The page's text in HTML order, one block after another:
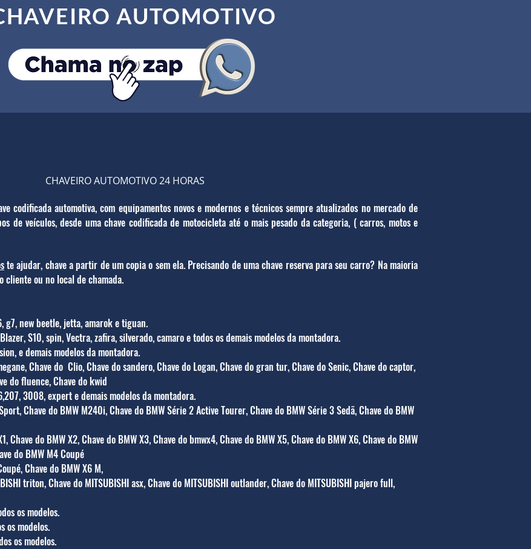
AUTOMOTIVO
CHAVEIRO AUTOMOTIVO 24 HORAS
codificada automotiva, com equipamentos novos e modernos e técnicos sempre atualizados no mercado de
de veículos, desde uma chave codificada de motocicleta até o mais pesado da categoria, ( carros, motos e
te ajudar, chave a partir de um copia o sem ela. Precisando de uma chave reserva para seu carro? Na maioria
cliente ou no local de chamada.
g7, new beetle, jetta, amarok e tiguan.
S10, spin, Vectra, zafira, silverado, camaro e todos os demais modelos da montadora.
e demais modelos da montadora.
Chave do Clio, Chave do sandero, Chave do Logan, Chave do gran tur, Chave do Senic, Chave do captor,
do fluence, Chave do kwid
3008, expert e demais modelos da montadora.
Chave do BMW M240i, Chave do BMW Série 2 Active Tourer, Chave do BMW Série 3 Sedã, Chave do BMW
Chave do BMW X2, Chave do BMW X3, Chave do bmwx4, Chave do BMW X5, Chave do BMW X6, Chave do BMW
do BMW M4 Coupé
Chave do BMW X6 M,
triton, Chave do MITSUBISHI asx, Chave do MITSUBISHI outlander, Chave do MITSUBISHI pajero full,
os modelos.
os modelos.
os modelos.